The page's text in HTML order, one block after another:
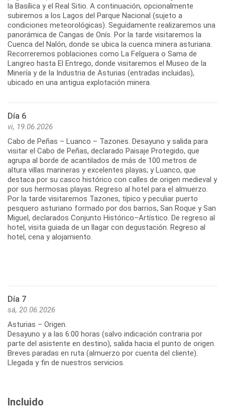
la Basílica y el Real Sitio. A continuación, opcionalmente
subiremos a los Lagos del Parque Nacional (sujeto a
condiciones meteorológicas). Seguidamente realizaremos una
panorámica de Cangas de Onís. Por la tarde visitaremos la
Cuenca del Nalón, donde se ubica la cuenca minera asturiana.
Recorreremos poblaciones como La Felguera o Sama de
Langreo hasta El Entrego, donde visitaremos el Museo de la
Minería y de la Industria de Asturias (entradas incluidas),
Día 6
vi, 19.06.2026
Cabo de Peñas – Luanco – Tazones. Desayuno y salida para
visitar el Cabo de Peñas, declarado Paisaje Protegido, que
agrupa al borde de acantilados de más de 100 metros de
altura villas marineras y excelentes playas; y Luanco, que
destaca por su casco histórico con calles de origen medieval y
por sus hermosas playas. Regreso al hotel para el almuerzo.
Por la tarde visitaremos Tazones, típico y peculiar puerto
pesquero asturiano formado por dos barrios, San Roque y San
Miguel, declarados Conjunto Histórico–Artístico. De regreso al
hotel, visita guiada de un llagar con degustación. Regreso al
hotel, cena y alojamiento.
Día 7
sá, 20.06.2026
Asturias – Origen.
Desayuno y a las 6:00 horas (salvo indicación contraria por
parte del asistente en destino), salida hacia el punto de origen.
Breves paradas en ruta (almuerzo por cuenta del cliente).
Incluido